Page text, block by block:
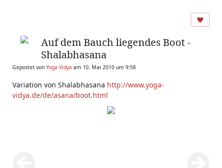
Auf dem Bauch liegendes Boot -
Shalabhasana
Gepostet von Yoga Vidya am 10. Mai 2010 um 9:58
Variation von Shalabhasana http://www.yoga-
vidya.de/de/asana/boot.html